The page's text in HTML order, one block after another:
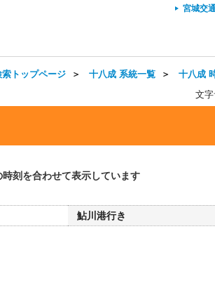
宮城交
トップページ ＞ 十八成 系統一覧 ＞ 十八成
文字
刻を合わせて表示しています
鮎川港行き